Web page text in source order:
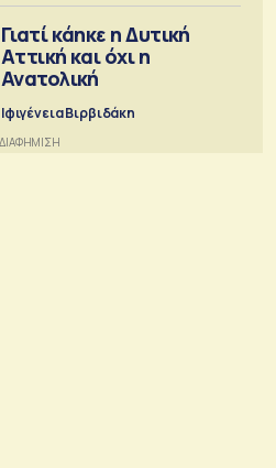
Γιατί κάηκε η Δυτική
Αττική και όχι η
Ανατολική
Ιφιγένεια Βιρβιδάκη